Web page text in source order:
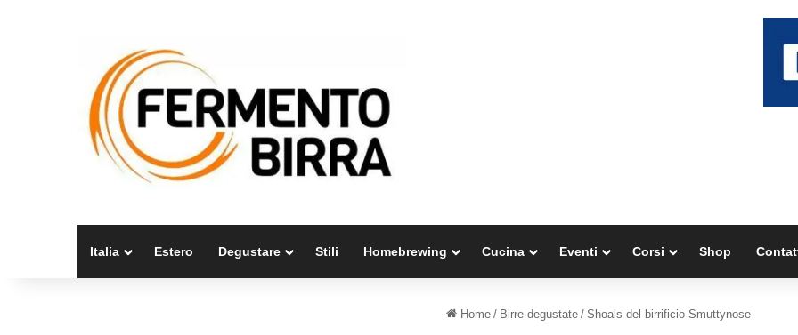
Italia Estero Degustare Stili Homebrewing Cucina Eventi Corsi Shop
Home / Birre degustate / Shoals del birrificio Smuttynose